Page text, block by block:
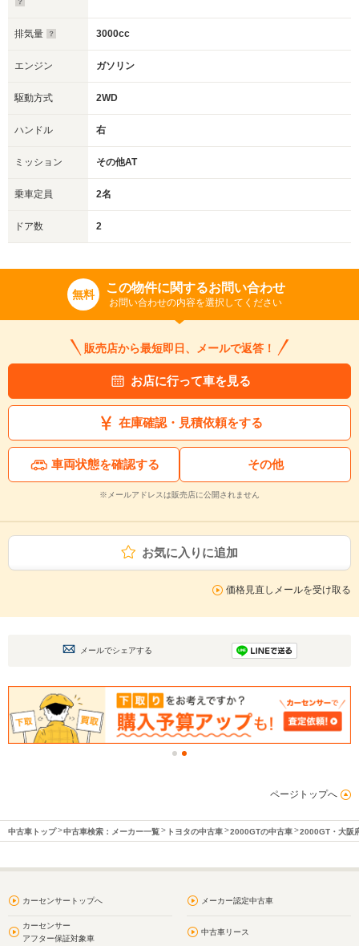
排気量 3000cc
エンジン ガソリン
駆動方式 2WD
ハンドル 右
ミッション その他AT
乗車定員 2名
ドア数 2
無料 この物件に関するお問い合わせ
お問い合わせの内容を選択してください
販売店から最短即日、メールで返答！
お店に行って車を見る
在庫確認・見積依頼をする
車両状態を確認する その他
※メールアドレスは販売店に公開されません
お気に入りに追加
価格見直しメールを受け取る
メールでシェアする
ページトップへ
中古車トップ 中古車検索：メーカー一覧 トヨタの中古車 2000GTの中古車 2000GT・大阪
カーセンサートップへ メーカー認定中古車
カーセンサー
アフター保証対象車
中古車リース